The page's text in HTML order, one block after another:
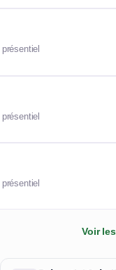
présentiel
présentiel
présentiel
Voir